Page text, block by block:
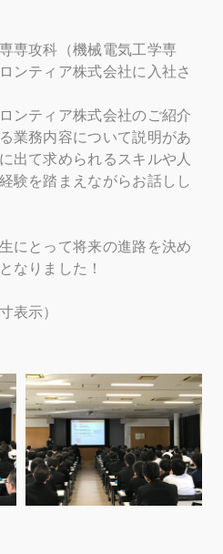
攻科（機械電気工学専
ンティア株式会社に入社さ
ンティア株式会社のご紹介
業務内容について説明があ
出て求められるスキルや人
験を踏まえながらお話しし
にとって将来の進路を決め
なりました！
表示）